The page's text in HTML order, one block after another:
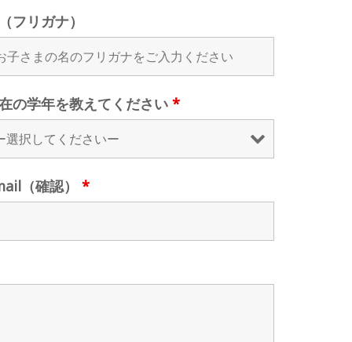
フリガナ）
の学年を教えてください*
（確認）*